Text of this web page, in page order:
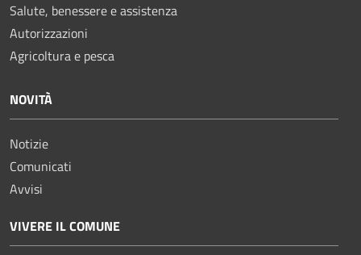
Salute, benessere e assistenza
Autorizzazioni
Agricoltura e pesca
NOVITÀ
Notizie
Comunicati
Avvisi
VIVERE IL COMUNE